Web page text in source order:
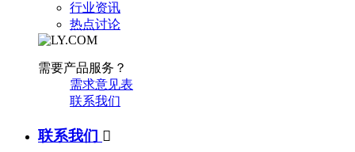
行业资讯
热点讨论
需要产品服务？
需求意见表
联系我们
联系我们 